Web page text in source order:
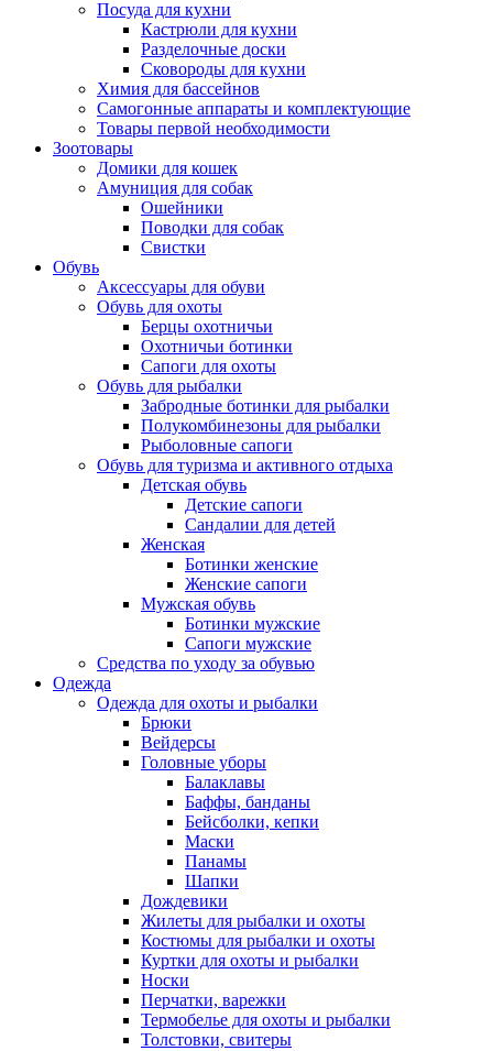
Посуда для кухни
Кастрюли для кухни
Разделочные доски
Сковороды для кухни
Химия для бассейнов
Самогонные аппараты и комплектующие
Товары первой необходимости
Зоотовары
Домики для кошек
Амуниция для собак
Ошейники
Поводки для собак
Свистки
Обувь
Аксессуары для обуви
Обувь для охоты
Берцы охотничьи
Охотничьи ботинки
Сапоги для охоты
Обувь для рыбалки
Забродные ботинки для рыбалки
Полукомбинезоны для рыбалки
Рыболовные сапоги
Обувь для туризма и активного отдыха
Детская обувь
Детские сапоги
Сандалии для детей
Женская
Ботинки женские
Женские сапоги
Мужская обувь
Ботинки мужские
Сапоги мужские
Средства по уходу за обувью
Одежда
Одежда для охоты и рыбалки
Брюки
Вейдерсы
Головные уборы
Балаклавы
Баффы, банданы
Бейсболки, кепки
Маски
Панамы
Шапки
Дождевики
Жилеты для рыбалки и охоты
Костюмы для рыбалки и охоты
Куртки для охоты и рыбалки
Носки
Перчатки, варежки
Термобелье для охоты и рыбалки
Толстовки, свитеры